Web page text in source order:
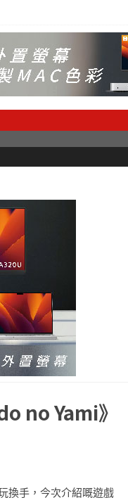
no Yami》
換手，今次介紹嘅遊戲